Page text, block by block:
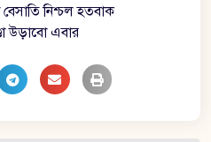
নিশ্চল হতবাক
উড়াবো এবার